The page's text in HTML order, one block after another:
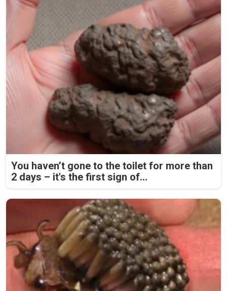
You haven’t gone to the toilet for more than
2 days – it's the first sign of...